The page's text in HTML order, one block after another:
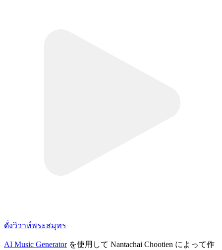
ดั่งวิวาห์พระสมุทร
AI Music Generatorを使用して Nantachai Chootien によって作